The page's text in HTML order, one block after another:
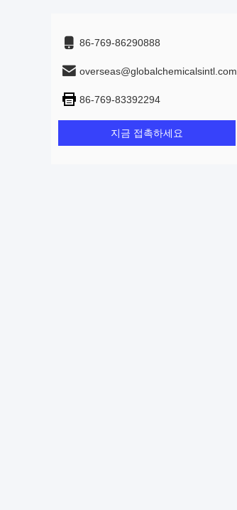
86-769-86290888
overseas@globalchemicalsintl.com
86-769-83392294
지금 접촉하세요